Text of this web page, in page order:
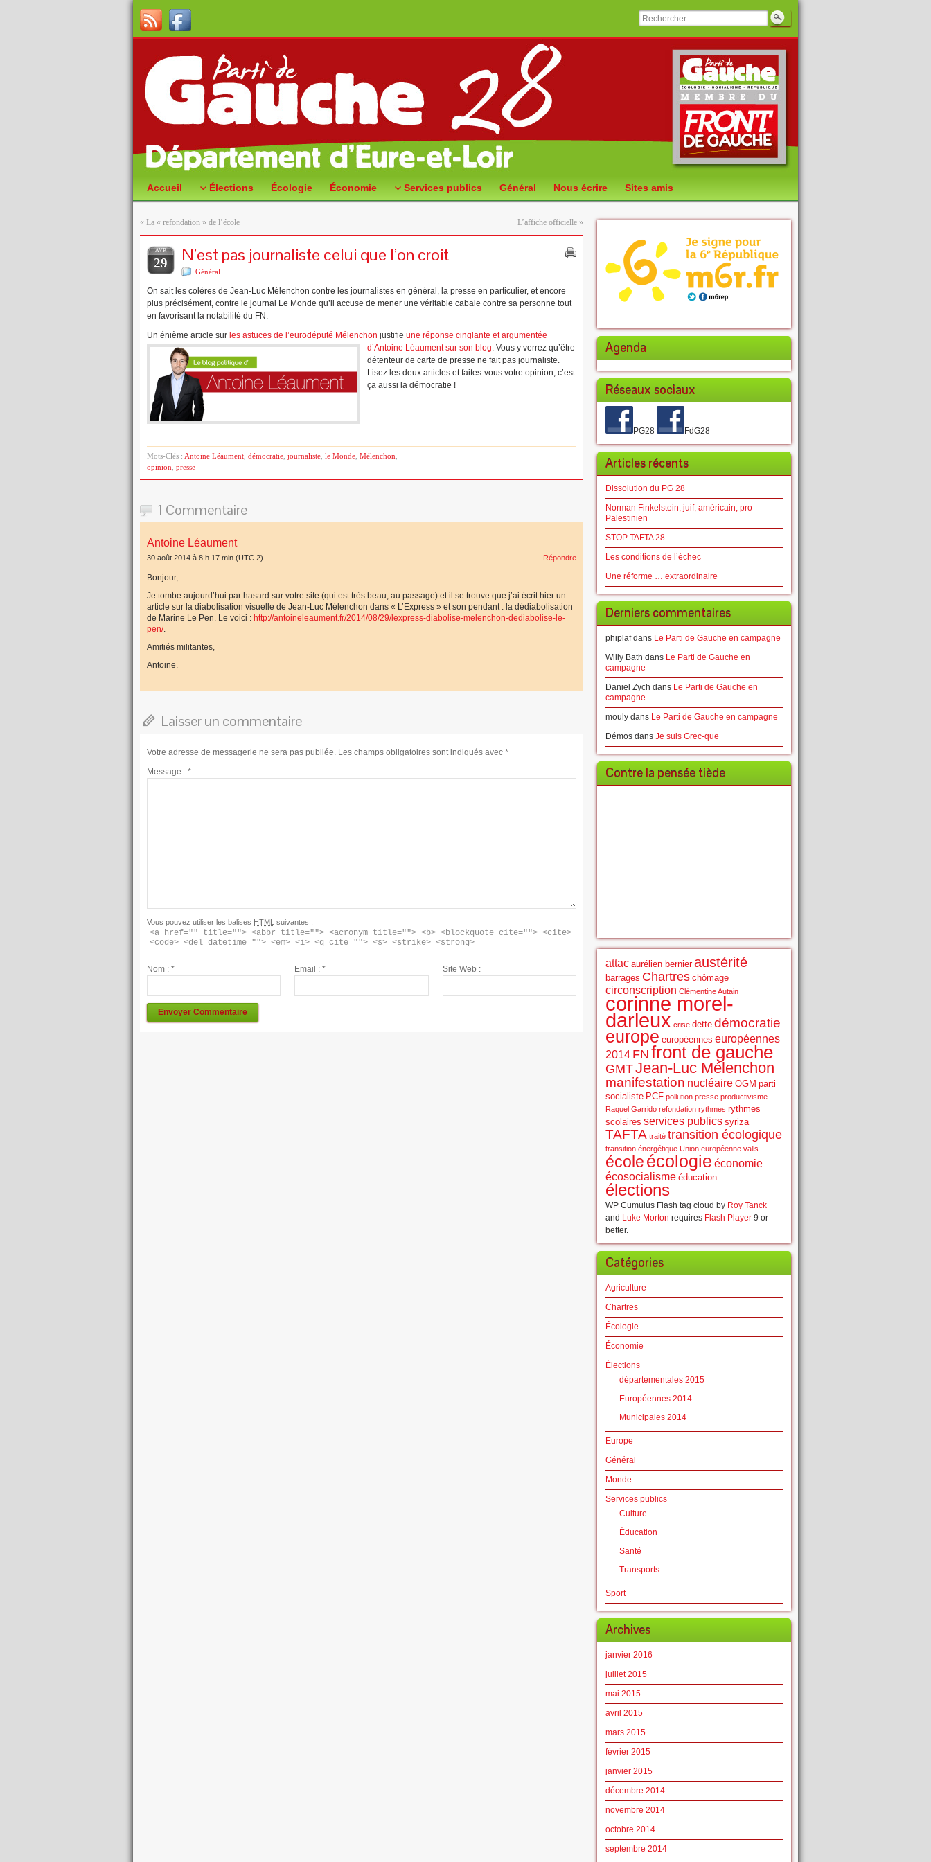
Accueil Élections Écologie Économie Services publics Général Nous écrire Sites amis
« La « refondation » de l’école L’affiche officielle »
AVR
29 N’est pas journaliste celui que l’on croit
Général
On sait les colères de Jean-Luc Mélenchon contre les journalistes en général, la presse en particulier, et encore
plus précisément, contre le journal Le Monde qu’il accuse de mener une véritable cabale contre sa personne tout
en favorisant la notabilité du FN.
Un énième article sur les astuces de l’eurodéputé Mélenchon justifie une réponse cinglante et argumentée
d’Antoine Léaument sur son blog. Vous y verrez qu’être
détenteur de carte de presse ne fait pas journaliste.
Lisez les deux articles et faites-vous votre opinion, c’est
ça aussi la démocratie !
Mots-Clés : Antoine Léaument démocratie journaliste le Monde Mélenchon
opinion presse
1 Commentaire
Antoine Léaument
30 août 2014 à 8 h 17 min (UTC 2) Répondre
Bonjour,
Je tombe aujourd’hui par hasard sur votre site (qui est très beau, au passage) et il se trouve que j’ai écrit hier un
article sur la diabolisation visuelle de Jean-Luc Mélenchon dans « L’Express » et son pendant : la dédiabolisation
de Marine Le Pen. Le voici : http://antoineleaument.fr/2014/08/29/lexpress-diabolise-melenchon-dediabolise-le-
pen/.
Amitiés militantes,
Antoine.
Laisser un commentaire
Votre adresse de messagerie ne sera pas publiée. Les champs obligatoires sont indiqués avec *
Message : *
Vous pouvez utiliser les balises HTML suivantes :
<a href="" title=""> <abbr title=""> <acronym title=""> <b> <blockquote cite=""> <cite>
<code> <del datetime=""> <em> <i> <q cite=""> <s> <strike> <strong>
Nom : * Email :* Site Web :
Agenda
Réseaux sociaux
PG28 FdG28
Articles récents
Dissolution du PG 28
Norman Finkelstein, juif, américain, pro
Palestinien
STOP TAFTA 28
Les conditions de l’échec
Une réforme … extraordinaire
Derniers commentaires
phiplafdans Le Parti de Gauche en campagne
Willy Bath dans Le Parti de Gauche en
campagne
Daniel Zych dans Le Parti de Gauche en
campagne
mouly dans Le Parti de Gauche en campagne
Démos dans Je suis Grec-que
Contre la pensée tiède
attac aurélien bernier austérité
barrages Chartres chômage
circonscription Clémentine Autain
corinne morel-
darleux crise dette démocratie
europe européennes européennes
2014 FN front de gauche
GMTJean-Luc Mélenchon
manifestation nucléaire OGM parti
socialiste PCF pollution presse productivisme
Raquel Garrido refondation rythmes rythmes
scolaires services publics syriza
TAFTA traité transition écologique
transition énergétique Union européenne valls
écoleécologie économie
écosocialisme éducation
élections
WP Cumulus Flash tag cloud by Roy Tanck
and Luke Morton requires Flash Player 9 or
better.
Catégories
Agriculture
Chartres
Écologie
Économie
Élections
départementales 2015
Européennes 2014
Municipales 2014
Europe
Général
Monde
Services publics
Culture
Éducation
Santé
Transports
Sport
Archives
janvier 2016
juillet 2015
mai 2015
avril 2015
mars 2015
février 2015
janvier 2015
décembre 2014
novembre 2014
octobre 2014
septembre 2014